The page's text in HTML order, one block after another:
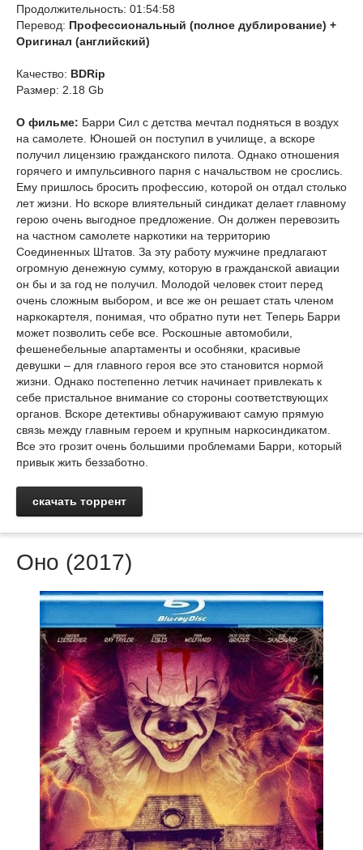
Продолжительность: 01:54:58
Перевод: Профессиональный (полное дублирование) +
Оригинал (английский)
Качество: BDRip
Размер: 2.18 Gb
О фильме: Барри Сил с детства мечтал подняться в воздух
на самолете. Юношей он поступил в училище, а вскоре
получил лицензию гражданского пилота. Однако отношения
горячего и импульсивного парня с начальством не срослись.
Ему пришлось бросить профессию, которой он отдал столько
лет жизни. Но вскоре влиятельный синдикат делает главному
герою очень выгодное предложение. Он должен перевозить
на частном самолете наркотики на территорию
Соединенных Штатов. За эту работу мужчине предлагают
огромную денежную сумму, которую в гражданской авиации
он бы и за год не получил. Молодой человек стоит перед
очень сложным выбором, и все же он решает стать членом
наркокартеля, понимая, что обратно пути нет. Теперь Барри
может позволить себе все. Роскошные автомобили,
фешенебельные апартаменты и особняки, красивые
девушки – для главного героя все это становится нормой
жизни. Однако постепенно летчик начинает привлекать к
себе пристальное внимание со стороны соответствующих
органов. Вскоре детективы обнаруживают самую прямую
связь между главным героем и крупным наркосиндикатом.
Все это грозит очень большими проблемами Барри, который
привык жить беззаботно.
скачать торрент
Оно (2017)